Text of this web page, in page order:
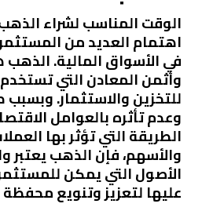
الوقت المناسب لشراء
اهتمام العديد من
في الأسواق المالية.
وأثمن المعادن التي
للتخزين والاستثمار. وبسبب
وعدم تأثره بالعوامل
الطريقة التي تؤثر بها
والأسهم، فإن الذهب يعتبر
الأصول التي يمكن
عليها لتعزيز وتنويع